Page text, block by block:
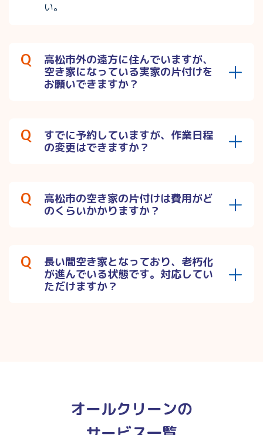
い。
高松市外の遠方に住んでいますが、
空き家になっている実家の片付けを
お願いできますか？
すでに予約していますが、作業日程
の変更はできますか？
高松市の空き家の片付けは費用がど
のくらいかかりますか？
長い間空き家となっており、老朽化
が進んでいる状態です。対応してい
ただけますか？
オールクリーンの